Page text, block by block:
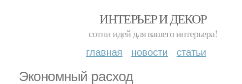
ИНТЕРЬЕР И ДЕКОР
сотни идей для вашего интерьера!
главная новости статьи
Экономный расход